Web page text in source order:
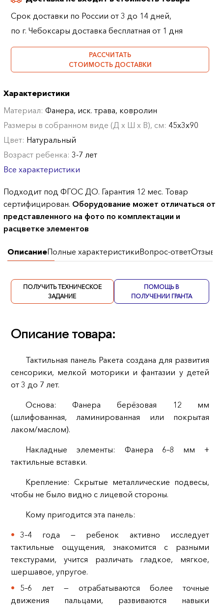
Срок доставки по России от 3 до 14 дней,
по г. Чебоксары доставка бесплатная от 1 дня
РАССЧИТАТЬ
СТОИМОСТЬ ДОСТАВКИ
Характеристики
Материал:Фанера, иск. трава, ковролин
Размеры в собранном виде (Д х Ш х В), см: 45х3х90
Цвет: Натуральный
Возраст ребенка:3-7 лет
Все характеристики
Подходит под ФГОС ДО. Гарантия 12 мес. Товар
сертифицирован. Оборудование может отличаться от
представленного на фото по комплектации и
расцветке элементов
ОписаниеПолные характеристикиВопрос-ответОтзывы
ПОЛУЧИТЬ ТЕХНИЧЕСКОЕ
ЗАДАНИЕ
ПОМОЩЬ В
ПОЛУЧЕНИИ ГРАНТА
Описание товара:
Тактильная панель Ракета создана для развития
сенсорики, мелкой моторики и фантазии у детей
от 3 до 7 лет.
Основа: Фанера берёзовая 12 мм
(шлифованная, ламинированная или покрытая
лаком/маслом).
Накладные элементы: Фанера 6–8 мм +
тактильные вставки.
Крепление: Скрытые металлические подвесы,
чтобы не было видно с лицевой стороны.
Кому пригодится эта панель:
3–4 года — ребенок активно исследует
тактильные ощущения, знакомится с разными
текстурами, учится различать гладкое, мягкое,
шершавое, упругое.
5–6 лет — отрабатываются более точные
движения пальцами, развиваются навыки